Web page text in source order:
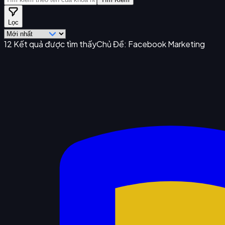
Lọc
12 Kết quả được tìm thấyChủ Đề: Facebook Marketing